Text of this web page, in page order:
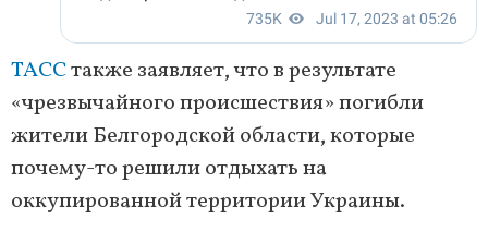
ТАССтакже заявляет, что в результате
«чрезвычайного происшествия» погибли
жители Белгородской области, которые
почему-то решили отдыхать на
оккупированной территории Украины.